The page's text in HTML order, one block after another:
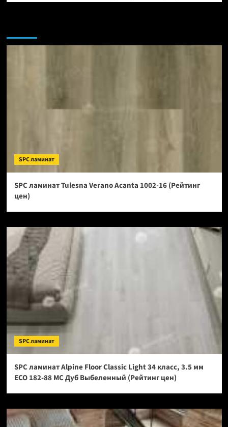
SPC ламинат
SPC ламинат Tulesna Verano Acanta 1002-16 (Рейтинг
цен)
SPC ламинат
SPC ламинат Alpine Floor Classic Light 34 класс, 3.5 мм
ECO 182-88 МС Дуб Выбеленный (Рейтинг цен)